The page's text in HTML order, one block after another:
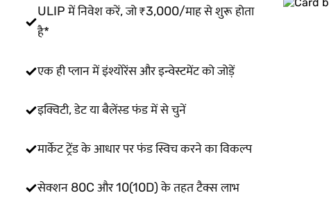
ULIP में निवेश करें, जो ₹3,000/माह से शुरू होता
है*
एक ही प्लान में इंश्योरेंस और इन्वेस्टमेंट को जोड़ें
इक्विटी, डेट या बैलेंस्ड फंड में से चुनें
मार्केट ट्रेंड के आधार पर फंड स्विच करने का विकल्प
सेक्शन 80C और 10(10D) के तहत टैक्स लाभ